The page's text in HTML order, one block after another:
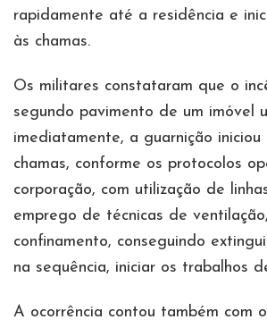
rapidamente até a residência e
às chamas.
Os militares constataram que o
segundo pavimento de um imóvel
imediatamente, a guarnição iniciou
chamas, conforme os protocolos
corporação, com utilização de
emprego de técnicas de
confinamento, conseguindo
na sequência, iniciar os trabalhos
A ocorrência contou também com